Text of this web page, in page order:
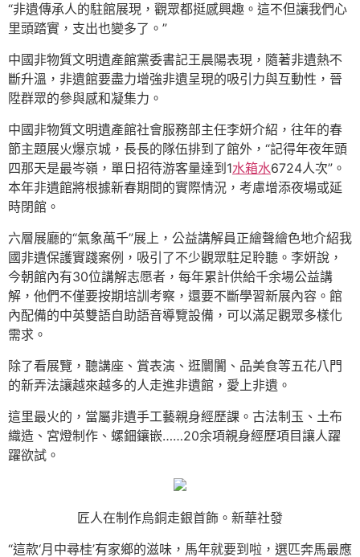
“非遺傳承人的駐館展現，觀眾都挺感興趣。這不但讓我們心
里頭踏實，支出也變多了。”
中國非物質文明遺產館黨委書記王晨陽表現，隨著非遺熱不
斷升溫，非遺館要盡力增強非遺呈現的吸引力與互動性，晉
陞群眾的參與感和凝集力。
中國非物質文明遺產館社會服務部主任李妍介紹，往年的春
節主題展火爆京城，長長的隊伍排到了館外，“記得年夜年頭
四那天是最岑嶺，單日招待游客量達到1水箱水6724人次”。
本年非遺館將根據新春期間的實際情況，考慮增添夜場或延
時閉館。
六層展廳的“氣象萬千”展上，公益講解員正繪聲繪色地介紹我
國非遺保護實踐案例，吸引了不少觀眾駐足聆聽。李妍說，
今朝館內有30位講解志愿者，每年累計供給千余場公益講
解，他們不僅要按期培訓考察，還要不斷學習新展內容。館
內配備的中英雙語自助語音導覽設備，可以滿足觀眾多樣化
需求。
除了看展覽，聽講座、賞表演、逛闤闠、品美食等五花八門
的新弄法讓越來越多的人走進非遺館，愛上非遺。
這里最火的，當屬非遺手工藝親身經歷課。古法制玉、土布
織造、宮燈制作、螺鈿鑲嵌……20余項親身經歷項目讓人躍
躍欲試。
匠人在制作烏銅走銀首飾。新華社發
“這款‘月中尋桂’有家鄉的滋味，馬年就要到啦，選匹奔馬最應